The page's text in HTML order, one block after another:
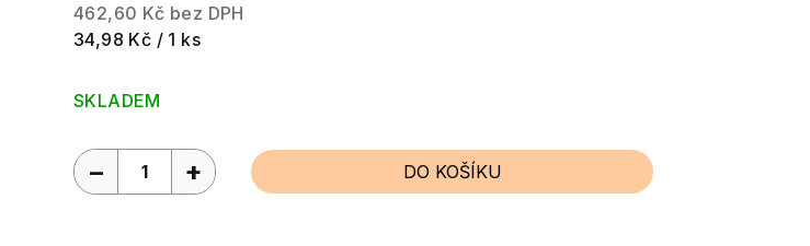
462,60 Kč bez DPH
Měrná
34,98 Kč / 1 ks
SKLADEM
+
− DO KOŠÍKU